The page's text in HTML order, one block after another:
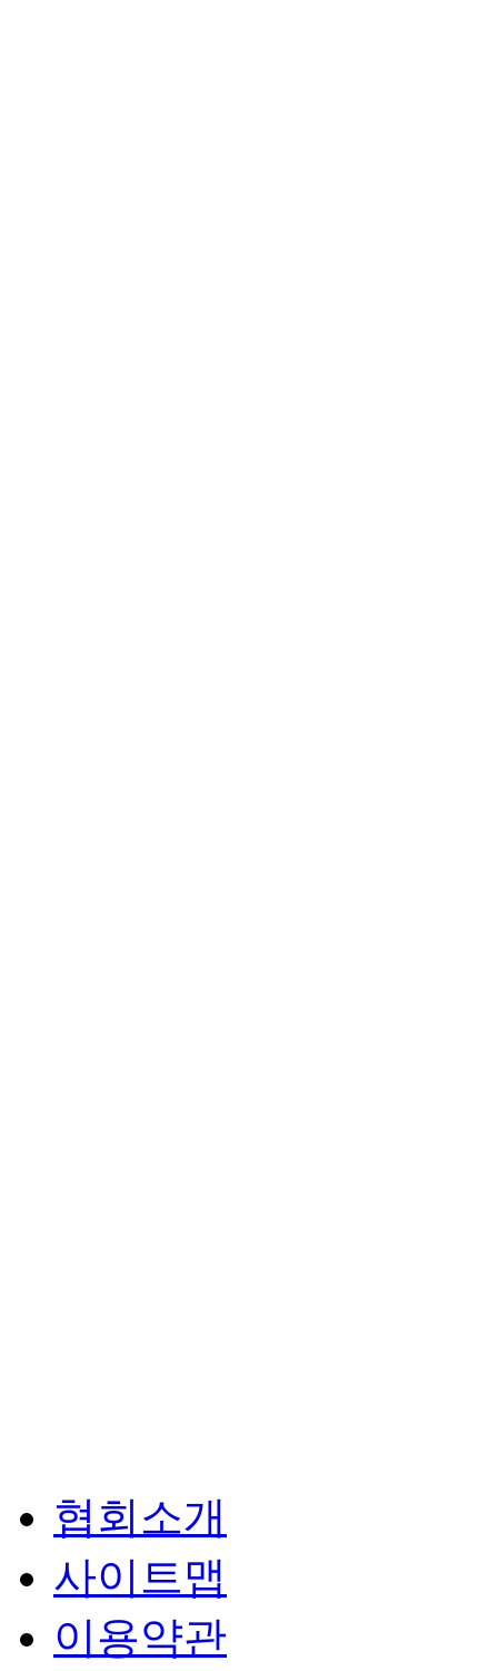
협회소개
사이트맵
이용약관